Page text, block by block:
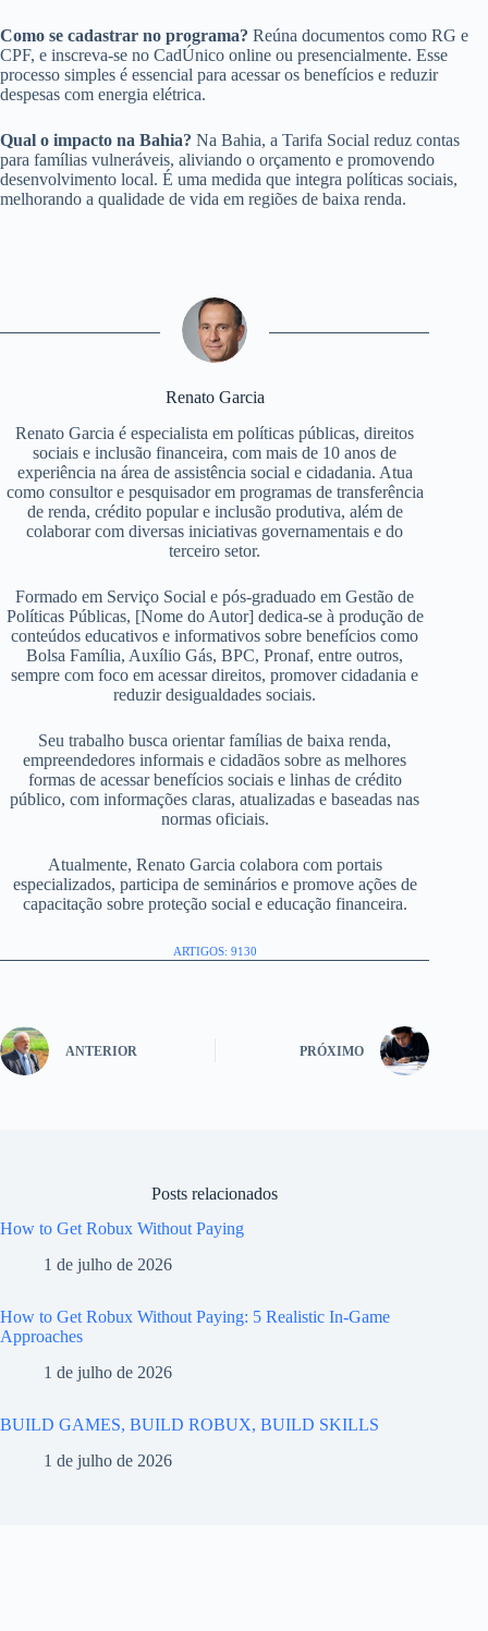
Como se cadastrar no programa? Reúna documentos como RG e
CPF, e inscreva-se no CadÚnico online ou presencialmente. Esse
processo simples é essencial para acessar os benefícios e reduzir
despesas com energia elétrica.
Qual o impacto na Bahia? Na Bahia, a Tarifa Social reduz contas
para famílias vulneráveis, aliviando o orçamento e promovendo
desenvolvimento local. É uma medida que integra políticas sociais,
melhorando a qualidade de vida em regiões de baixa renda.
Renato Garcia
Renato Garcia é especialista em políticas públicas, direitos
sociais e inclusão financeira, com mais de 10 anos de
experiência na área de assistência social e cidadania. Atua
como consultor e pesquisador em programas de transferência
de renda, crédito popular e inclusão produtiva, além de
colaborar com diversas iniciativas governamentais e do
terceiro setor.
Formado em Serviço Social e pós-graduado em Gestão de
Políticas Públicas, [Nome do Autor] dedica-se à produção de
conteúdos educativos e informativos sobre benefícios como
Bolsa Família, Auxílio Gás, BPC, Pronaf, entre outros,
sempre com foco em acessar direitos, promover cidadania e
reduzir desigualdades sociais.
Seu trabalho busca orientar famílias de baixa renda,
empreendedores informais e cidadãos sobre as melhores
formas de acessar benefícios sociais e linhas de crédito
público, com informações claras, atualizadas e baseadas nas
normas oficiais.
Atualmente, Renato Garcia colabora com portais
especializados, participa de seminários e promove ações de
capacitação sobre proteção social e educação financeira.
ARTIGOS: 9130
ANTERIOR PRÓXIMO
Posts relacionados
How to Get Robux Without Paying
1 de julho de 2026
How to Get Robux Without Paying: 5 Realistic In-Game
Approaches
1 de julho de 2026
BUILD GAMES, BUILD ROBUX, BUILD SKILLS
1 de julho de 2026